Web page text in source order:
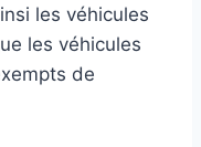
les véhicules
les véhicules
de